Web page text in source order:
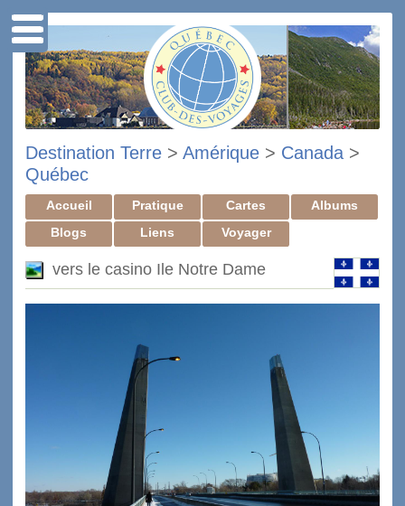
Destination Terre > Amérique > Canada >
Québec
Accueil Pratique Cartes
Albums
Blogs
Liens Voyager
vers le casino Ile Notre Dame